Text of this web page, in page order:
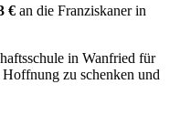
€ an die Franziskaner in
in Wanfried für
zu schenken und